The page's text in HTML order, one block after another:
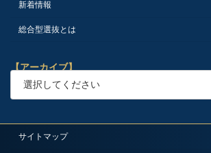
新着情報
総合型選抜とは
【アーカイブ】
サイトマップ